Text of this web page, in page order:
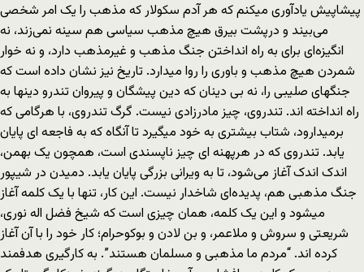
پیشاپیش یادآوری میکنم که هر آدم سکولار که مذهب را یک امر شخصی
می‌بیند و درپشت بیرق هیچ مذهب سیاسی هم سینه نمی‌زند، نه
انگیزه‌ای برای به راه انداختن جنگ مذهب و غیرمذهب دارد، و نه خوار
شمردن هیچ مذهب و باوری را روا میدارد. تاریخ نیز نشان داده است که
جنگهای صلیبی را، نه بی دینان که دین پیشگان و پیروان تندرو دینها به
راه انداخته اند. تندروی، چیز مادرزادی نیست. گرگ تندروی، با هرگامی که
برمیدارود، شتاب بیشتری به خود میگیرد تا آنگاه که به فاجعه ای پایان
یابد. تندروی که در هرپهنه ای چیز ناپسندی است، همچون یک بهمن،
اندک اندک آغاز می‌شود، تا به ویرانی بزرگی پایان یابد. دمیدن در شیپور
جنگ مذهبی هم، پدیده‌ای شاخدار نیست. این کار، تنها با یک کلمه آغاز
میشود و این یک کلمه، همان چیزی است که شیخ فضل اله نوری،
شریعتی و سروش و ملاعمر، و بن لادن و بوکوحرام؛ کار خود را با آن آغاز
کرده اند. “مردم ما مذهبی و مسلمان هستند”. به کارگیری هدفمند